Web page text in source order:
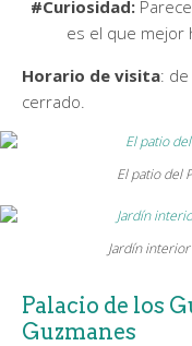
#Curiosidad:
es el que mejor
Horario de visita:
cerrado.
El patio del
Jardín
Palacio de los
Guzmanes